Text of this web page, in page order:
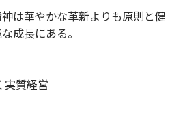
は華やかな革新よりも原則と健
成長にある。
実質経営